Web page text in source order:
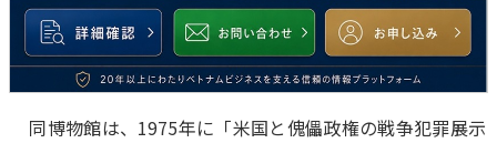
同博物館は、1975年に「米国と傀儡政権の戦争犯罪展示